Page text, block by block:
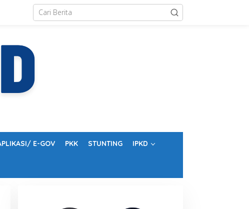
E-GOV PKK STUNTING IPKD